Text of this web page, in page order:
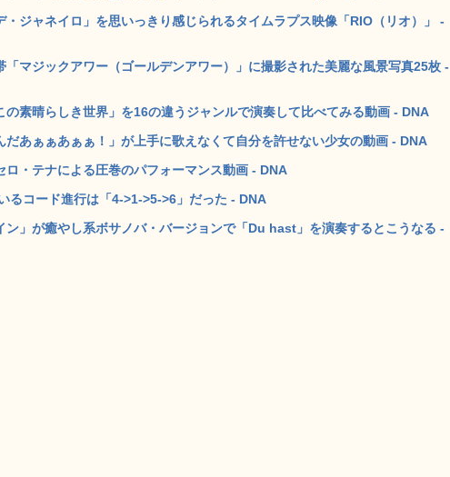
ジャネイロ」を思いっきり感じられるタイムラプス映像「RIO（リオ）」 -
マジックアワー（ゴールデンアワー）」に撮影された美麗な風景写真25枚 -
の素晴らしき世界」を16の違うジャンルで演奏して比べてみる動画 - DNA
あぁぁあぁぁ！」が上手に歌えなくて自分を許せない少女の動画 - DNA
・テナによる圧巻のパフォーマンス動画 - DNA
るコード進行は「4->1->5->6」だった - DNA
ン」が癒やし系ボサノバ・バージョンで「Du hast」を演奏するとこうなる -